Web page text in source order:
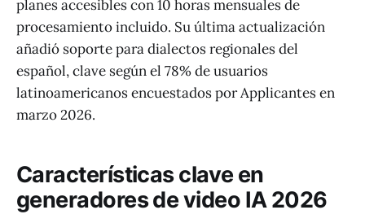
planes accesibles con 10 horas mensuales de
procesamiento incluido. Su última actualización
añadió soporte para dialectos regionales del
español, clave según el 78% de usuarios
latinoamericanos encuestados por Applicantes en
marzo 2026.
Características clave en
generadores de video IA 2026